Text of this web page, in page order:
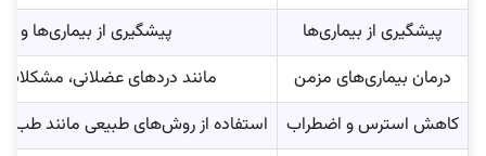
پیشگیری از بیماری‌ها
پیشگیری از بیماری‌ها و
درمان بیماری‌های مزمن
مانند دردهای عضلانی،
کاهش استرس و اضطراب
استفاده از روش‌های طبیعی مانند طب